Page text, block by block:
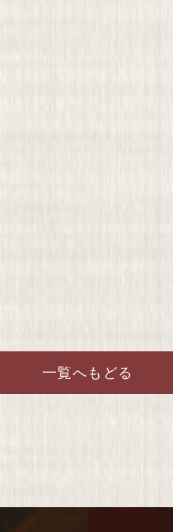
一覧へもどる